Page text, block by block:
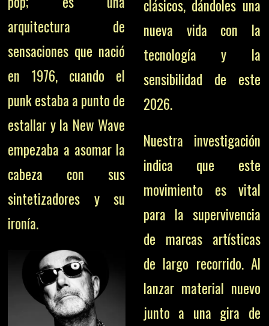
arquitectura de
sensaciones que nació
en 1976, cuando el
punk estaba a punto de
estallar y la New Wave
empezaba a asomar la
cabeza con sus
sintetizadores y su
ironía.
clásicos, dándoles una
nueva vida con la
tecnología y la
sensibilidad de este
2026.
Nuestra investigación
indica que este
movimiento es vital
para la supervivencia
de marcas artísticas
de largo recorrido. Al
lanzar material nuevo
junto a una gira de